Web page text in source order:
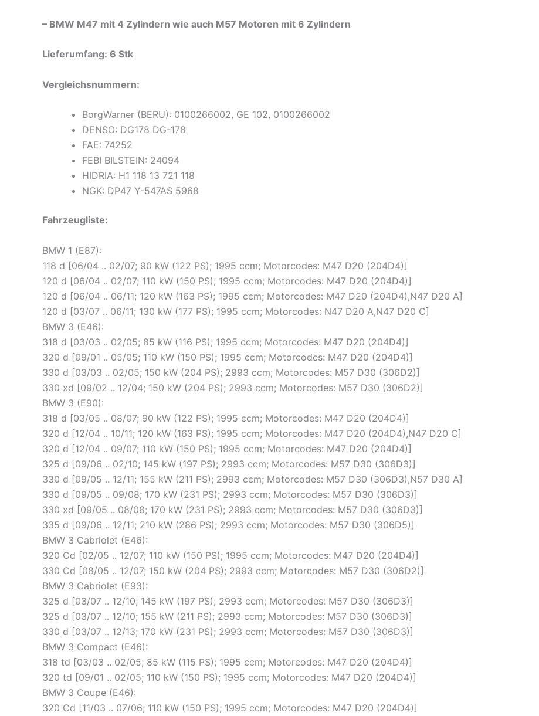
– BMW M47 mit 4 Zylindern wie auch M57 Motoren mit 6 Zylindern
Lieferumfang: 6 Stk
Vergleichsnummern:
BorgWarner (BERU): 0100266002, GE 102, 0100266002
DENSO: DG178 DG-178
FAE: 74252
FEBI BILSTEIN: 24094
HIDRIA: H1 118 13 721 118
NGK: DP47 Y-547AS 5968
Fahrzeugliste:
BMW 1 (E87):
118 d [06/04 .. 02/07; 90 kW (122 PS); 1995 ccm; Motorcodes: M47 D20 (204D4)]
120 d [06/04 .. 02/07; 110 kW (150 PS); 1995 ccm; Motorcodes: M47 D20 (204D4)]
120 d [06/04 .. 06/11; 120 kW (163 PS); 1995 ccm; Motorcodes: M47 D20 (204D4),N47 D20 A]
120 d [03/07 .. 06/11; 130 kW (177 PS); 1995 ccm; Motorcodes: N47 D20 A,N47 D20 C]
BMW 3 (E46):
318 d [03/03 .. 02/05; 85 kW (116 PS); 1995 ccm; Motorcodes: M47 D20 (204D4)]
320 d [09/01 .. 05/05; 110 kW (150 PS); 1995 ccm; Motorcodes: M47 D20 (204D4)]
330 d [03/03 .. 02/05; 150 kW (204 PS); 2993 ccm; Motorcodes: M57 D30 (306D2)]
330 xd [09/02 .. 12/04; 150 kW (204 PS); 2993 ccm; Motorcodes: M57 D30 (306D2)]
BMW 3 (E90):
318 d [03/05 .. 08/07; 90 kW (122 PS); 1995 ccm; Motorcodes: M47 D20 (204D4)]
320 d [12/04 .. 10/11; 120 kW (163 PS); 1995 ccm; Motorcodes: M47 D20 (204D4),N47 D20 C]
320 d [12/04 .. 09/07; 110 kW (150 PS); 1995 ccm; Motorcodes: M47 D20 (204D4)]
325 d [09/06 .. 02/10; 145 kW (197 PS); 2993 ccm; Motorcodes: M57 D30 (306D3)]
330 d [09/05 .. 12/11; 155 kW (211 PS); 2993 ccm; Motorcodes: M57 D30 (306D3),N57 D30 A]
330 d [09/05 .. 09/08; 170 kW (231 PS); 2993 ccm; Motorcodes: M57 D30 (306D3)]
330 xd [09/05 .. 08/08; 170 kW (231 PS); 2993 ccm; Motorcodes: M57 D30 (306D3)]
335 d [09/06 .. 12/11; 210 kW (286 PS); 2993 ccm; Motorcodes: M57 D30 (306D5)]
BMW 3 Cabriolet (E46):
320 Cd [02/05 .. 12/07; 110 kW (150 PS); 1995 ccm; Motorcodes: M47 D20 (204D4)]
330 Cd [08/05 .. 12/07; 150 kW (204 PS); 2993 ccm; Motorcodes: M57 D30 (306D2)]
BMW 3 Cabriolet (E93):
325 d [03/07 .. 12/10; 145 kW (197 PS); 2993 ccm; Motorcodes: M57 D30 (306D3)]
325 d [03/07 .. 12/10; 155 kW (211 PS); 2993 ccm; Motorcodes: M57 D30 (306D3)]
330 d [03/07 .. 12/13; 170 kW (231 PS); 2993 ccm; Motorcodes: M57 D30 (306D3)]
BMW 3 Compact (E46):
318 td [03/03 .. 02/05; 85 kW (115 PS); 1995 ccm; Motorcodes: M47 D20 (204D4)]
320 td [09/01 .. 02/05; 110 kW (150 PS); 1995 ccm; Motorcodes: M47 D20 (204D4)]
BMW 3 Coupe (E46):
320 Cd [11/03 .. 07/06; 110 kW (150 PS); 1995 ccm; Motorcodes: M47 D20 (204D4)]